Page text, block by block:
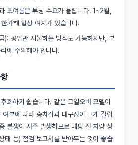
초여름은 튜닝 수요가 몰립니다. 1~2월,
가해 협상 여지가 있습니다.
): 공임만 지불하는 방식도 가능하지만, 부
에 주의해야 합니다.
회하기 쉽습니다. 같은 코일오버 모델이
여부에 따라 승차감과 내구성이 크게 갈립
분쟁이 자주 발생하므로 매핑 전 차량 상
태 등) 점검 보고서를 받아두는 것이 좋습